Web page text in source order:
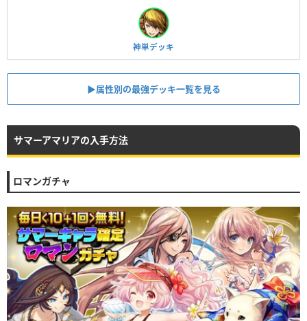
神単デッキ
▶︎属性別の最強デッキ一覧を見る
サマーアマリアの入手方法
ロマンガチャ